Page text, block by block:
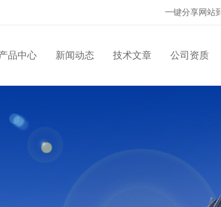
一键分享网站
品中心 新闻动态 技术文章 公司资质